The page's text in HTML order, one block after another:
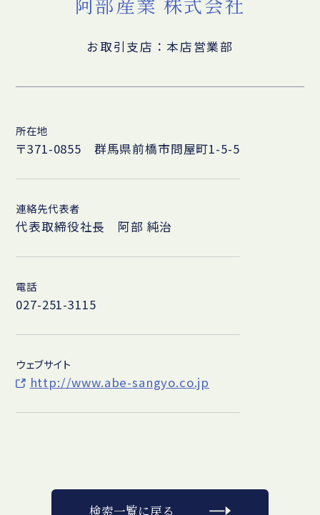
お取引支店：本店営業部
所在地
〒371-0855 群馬県前橋市問屋町1-5-5
連絡先代表者
代表取締役社長 阿部 純治
電話
027-251-3115
ウェブサイト
http://www.abe-sangyo.co.jp
検索一覧に戻る